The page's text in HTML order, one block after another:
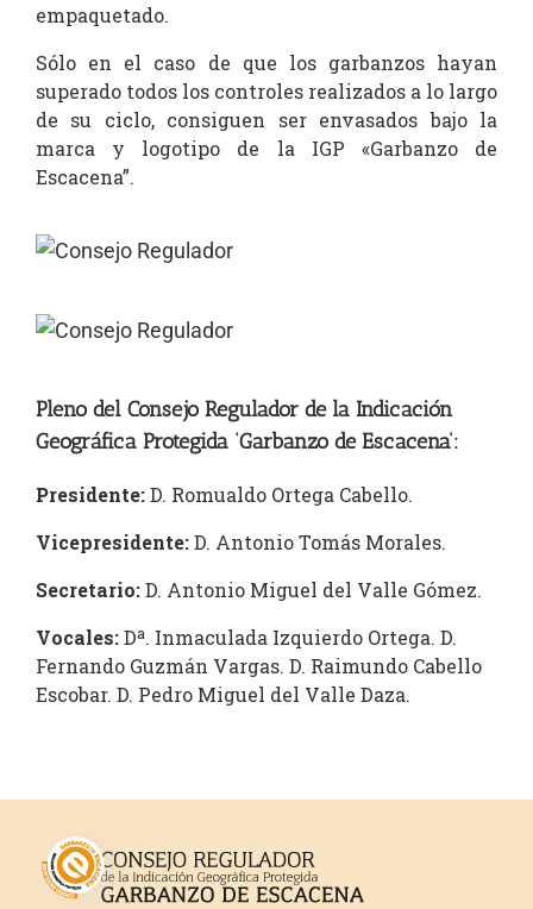
empaquetado.
Sólo en el caso de que los garbanzos hayan
superado todos los controles realizados a lo largo
de su ciclo, consiguen ser envasados bajo la
marca y logotipo de la IGP «Garbanzo de
Escacena”.
Pleno del Consejo Regulador de la Indicación
Geográfica Protegida ‘Garbanzo de Escacena’:
Presidente:D. Romualdo Ortega Cabello.
Vicepresidente:D. Antonio Tomás Morales.
Secretario:D. Antonio Miguel del Valle Gómez.
Vocales:Dª. Inmaculada Izquierdo Ortega. D.
Fernando Guzmán Vargas. D. Raimundo Cabello
Escobar. D. Pedro Miguel del Valle Daza.